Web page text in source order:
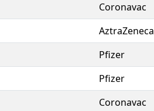
Coronavac
AztraZeneca
Pfizer
Pfizer
Coronavac